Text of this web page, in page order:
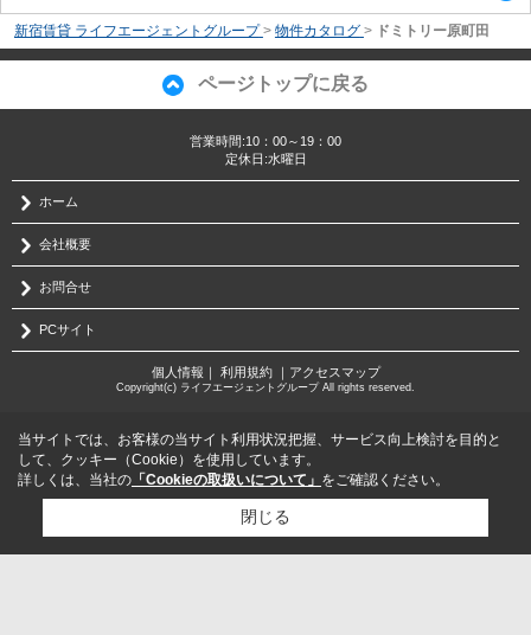
新宿賃貸 ライフエージェントグループ > 物件カタログ > ドミトリー原町田
ページトップに戻る
営業時間:10：00～19：00
定休日:水曜日
ホーム
会社概要
お問合せ
PCサイト
個人情報 利用規約｜ アクセスマップ
Copyright(c) ライフエージェントグループ All rights reserved.
当サイトでは、お客様の当サイト利用状況把握、サービス向上検討を目的と
して、クッキー（Cookie）を使用しています。
詳しくは、当社の 「Cookieの取扱いについて」 をご確認ください。
閉じる